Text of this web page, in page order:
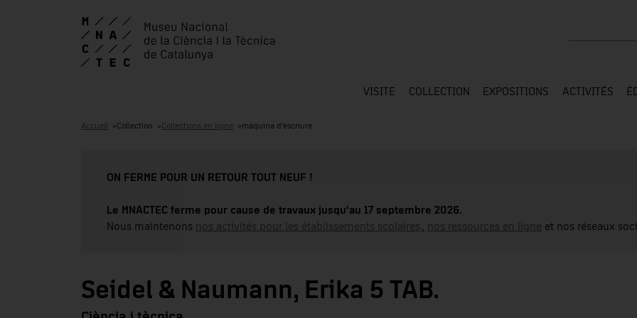
VISITE COLLECTION EXPOSITIONS ACTIVITÉS
Accueil Collection Collections en ligne màquina d'escriure
ON FERME POUR UN RETOUR TOUT NEUF !
Le MNACTEC ferme pour cause de travaux jusqu'au 17 septembre 2026.
Nous maintenons nos activités pour les établissements scolaires, nos ressources en ligne et nos réseaux
Seidel & Naumann, Erika 5 TAB.